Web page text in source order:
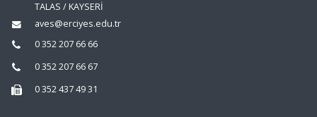
TALAS / KAYSERİ
aves@erciyes.edu.tr
0 352 207 66 66
0 352 207 66 67
0 352 437 49 31